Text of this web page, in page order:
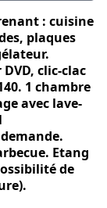
: cuisine
plaques
clic-clac
1 chambre
avec lave-
Etang
de